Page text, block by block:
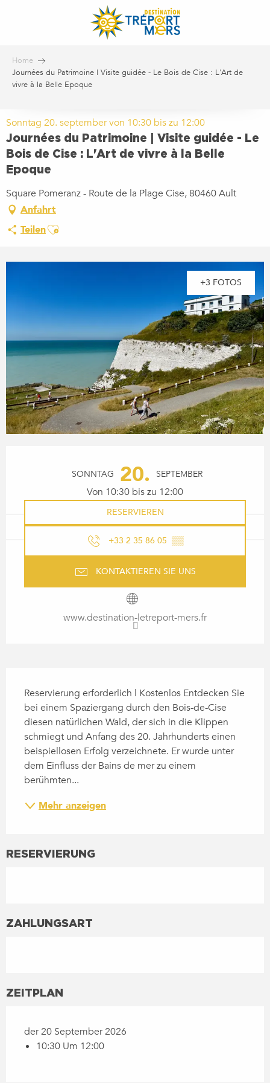
Home
Journées du Patrimoine | Visite guidée - Le Bois de Cise : L'Art de
vivre à la Belle Epoque
Sonntag 20. september von 10:30 bis zu 12:00
Journées du Patrimoine | Visite guidée - Le
Bois de Cise : L'Art de vivre à la Belle
Epoque
Square Pomeranz - Route de la Plage Cise, 80460 Ault
Anfahrt
TeilenAjouter aux favoris
+3 FOTOS
SONNTAG 20. SEPTEMBER
Von 10:30 bis zu 12:00
RESERVIEREN
+33 2 35 86 05 ▒▒
KONTAKTIEREN SIE UNS
www.destination-letreport-mers.fr
Reservierung erforderlich | Kostenlos Entdecken Sie
bei einem Spaziergang durch den Bois-de-Cise
diesen natürlichen Wald, der sich in die Klippen
schmiegt und Anfang des 20. Jahrhunderts einen
beispiellosen Erfolg verzeichnete. Er wurde unter
dem Einfluss der Bains de mer zu einem
berühmten...
Mehr anzeigen
RESERVIERUNG
ZAHLUNGSART
ZEITPLAN
der 20 September 2026
10:30 Um 12:00